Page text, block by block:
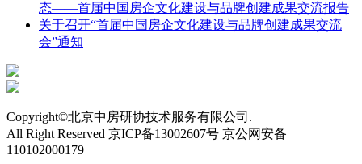
态​——首届中国房企文化建设与品牌创建成果交流报告
关于召开“首届中国房企文化建设与品牌创建成果交流
会”通知
Copyright©北京中房研协技术服务有限公司.
All Right Reserved 京ICP备13002607号 京公网安备
110102000179